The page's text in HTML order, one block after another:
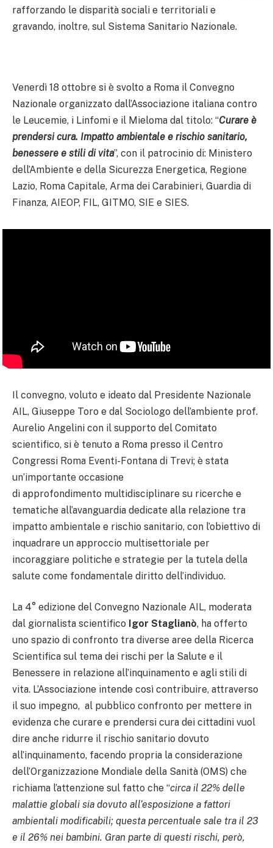
rafforzando le disparità sociali e territoriali e
gravando, inoltre, sul Sistema Sanitario Nazionale.
Venerdì 18 ottobre si è svolto a Roma il Convegno
Nazionale organizzato dall’Associazione italiana contro
le Leucemie, i Linfomi e il Mieloma dal titolo: “Curare è
prendersi cura. Impatto ambientale e rischio sanitario,
benessere e stili di vita”, con il patrocinio di: Ministero
dell’Ambiente e della Sicurezza Energetica, Regione
Lazio, Roma Capitale, Arma dei Carabinieri, Guardia di
Finanza, AIEOP, FIL, GITMO, SIE e SIES.
Il convegno, voluto e ideato dal Presidente Nazionale
AIL, Giuseppe Toro e dal Sociologo dell’ambiente prof.
Aurelio Angelini con il supporto del Comitato
scientifico, si è tenuto a Roma presso il Centro
Congressi Roma Eventi-Fontana di Trevi; è stata
un’importante occasione
di approfondimento multidisciplinare su ricerche e
tematiche all’avanguardia dedicate alla relazione tra
impatto ambientale e rischio sanitario, con l’obiettivo di
inquadrare un approccio multisettoriale per
incoraggiare politiche e strategie per la tutela della
salute come fondamentale diritto dell’individuo.
La 4° edizione del Convegno Nazionale AIL, moderata
dal giornalista scientifico Igor Staglianò, ha offerto
uno spazio di confronto tra diverse aree della Ricerca
Scientifica sul tema dei rischi per la Salute e il
Benessere in relazione all’inquinamento e agli stili di
vita. L’Associazione intende così contribuire, attraverso
il suo impegno, al pubblico confronto per mettere in
evidenza che curare e prendersi cura dei cittadini vuol
dire anche ridurre il rischio sanitario dovuto
all’inquinamento, facendo propria la considerazione
dell’Organizzazione Mondiale della Sanità (OMS) che
richiama l’attenzione sul fatto che “circa il 22% delle
malattie globali sia dovuto all’esposizione a fattori
ambientali modificabili; questa percentuale sale tra il 23
e il 26% nei bambini. Gran parte di questi rischi, però,